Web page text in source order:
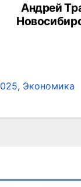
Андрей
, Экономика